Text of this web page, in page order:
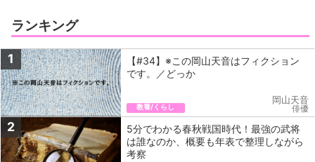
ランキング
1
【#34】※この岡山天音はフィクション
です。／どっか
教養/くらし
岡山天音
俳優
2
5分でわかる春秋戦国時代！最強の武将
は誰なのか、概要も年表で整理しながら
考察